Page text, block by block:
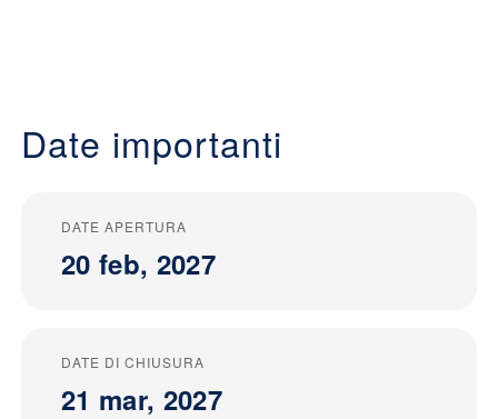
Date importanti
DATE APERTURA
20 feb, 2027
DATE DI CHIUSURA
21 mar, 2027